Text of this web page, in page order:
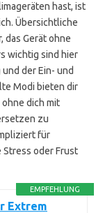
hast, ist
Übersichtliche
das Gerät ohne
wichtig sind hier
der Ein- und
Modi bieten dir
dich mit
zu
für
Stress oder Frust
EMPFEHLUNG
Extrem